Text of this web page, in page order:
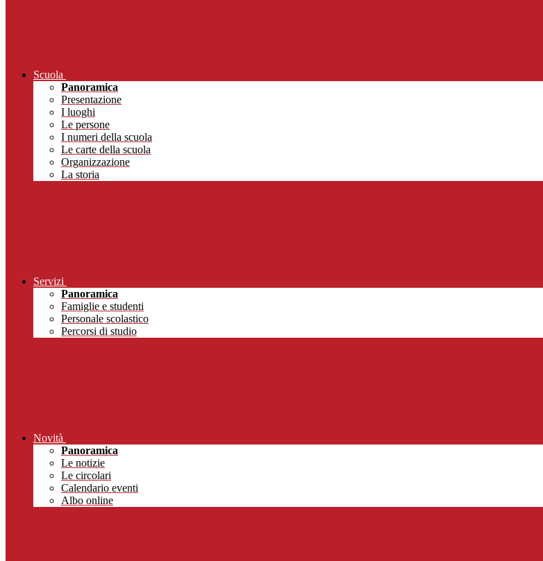
Scuola
Panoramica
Presentazione
I luoghi
Le persone
I numeri della scuola
Le carte della scuola
Organizzazione
La storia
Servizi
Panoramica
Famiglie e studenti
Personale scolastico
Percorsi di studio
Novità
Panoramica
Le notizie
Le circolari
Calendario eventi
Albo online